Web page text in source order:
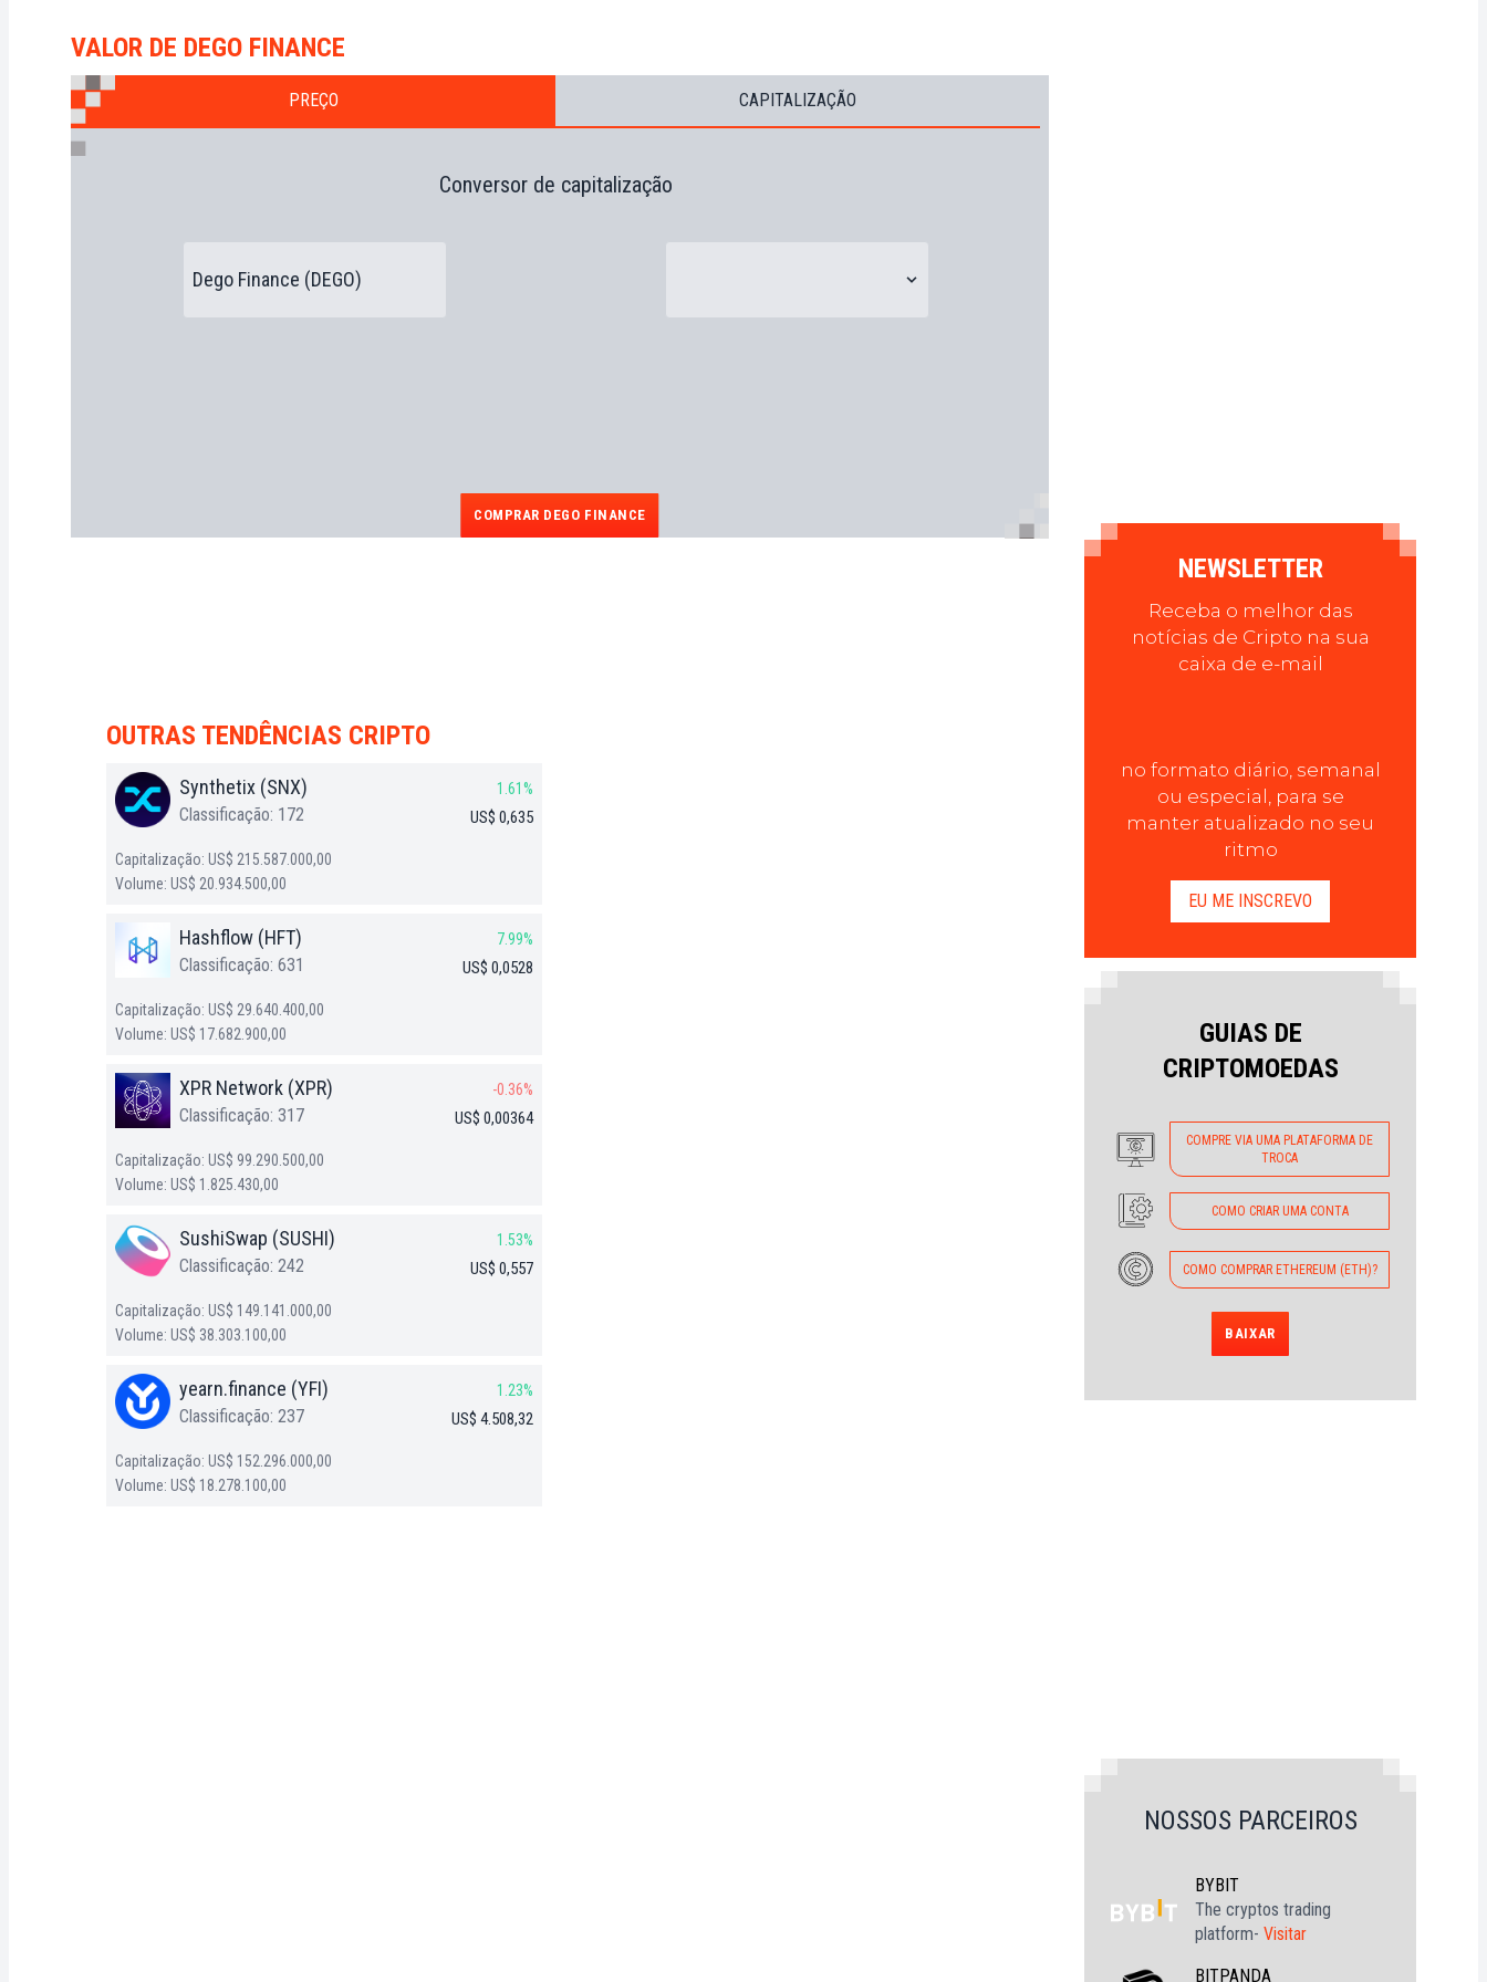
VALOR DE DEGO FINANCE
PREÇO CAPITALIZAÇÃO
Conversor de capitalização
COMPRAR DEGO FINANCE
OUTRAS TENDÊNCIAS CRIPTO
Synthetix (SNX)
Classificação: 172
1.61%
US$ 0,635
Capitalização: US$ 215.587.000,00
Volume: US$ 20.934.500,00
Hashflow (HFT)
Classificação: 631
7.99%
US$ 0,0528
Capitalização: US$ 29.640.400,00
Volume: US$ 17.682.900,00
XPR Network (XPR)
Classificação: 317
-0.36%
US$ 0,00364
Capitalização: US$ 99.290.500,00
Volume: US$ 1.825.430,00
SushiSwap (SUSHI)
Classificação: 242
1.53%
US$ 0,557
Capitalização: US$ 149.141.000,00
Volume: US$ 38.303.100,00
yearn.finance (YFI)
Classificação: 237
1.23%
US$ 4.508,32
Capitalização: US$ 152.296.000,00
Volume: US$ 18.278.100,00
NEWSLETTER
Receba o melhor das
notícias de Cripto na sua
caixa de e-mail
no formato diário, semanal
ou especial, para se
manter atualizado no seu
ritmo
EU ME INSCREVO
GUIAS DE
CRIPTOMOEDAS
COMPRE VIA UMA PLATAFORMA DE
TROCA
COMO CRIAR UMA CONTA
COMO COMPRAR ETHEREUM (ETH)?
BAIXAR
NOSSOS PARCEIROS
BYBIT
The cryptos trading
platform- Visitar
BITPANDA